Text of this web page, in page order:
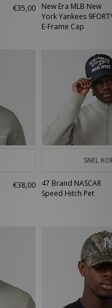
€35,00
New Era MLB New
York Yankees
E-Frame Cap
€38,00
SNEL
47 Brand NASCAR
Speed Hitch Pet